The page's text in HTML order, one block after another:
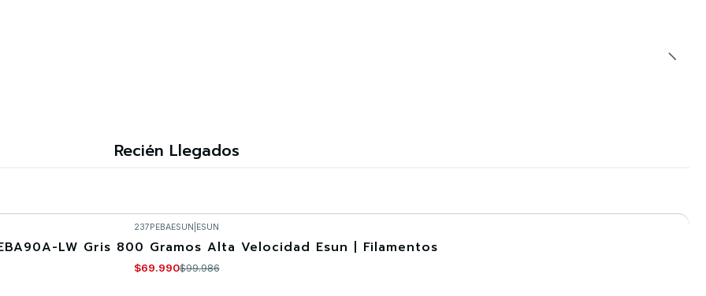
Recién Llegados
237PEBAESUN ESUN
LW Gris 800 Gramos Alta Velocidad Esun | Filamentos
$69.990$99.986